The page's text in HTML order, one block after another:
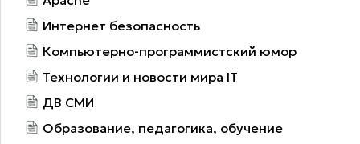
Интернет безопасность
Компьютерно-программистский юмор
Технологии и новости мира IT
ДВ СМИ
Образование, педагогика, обучение